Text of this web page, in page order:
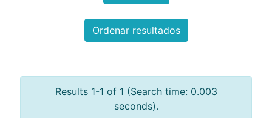
Ordenar resultados
Results 1-1 of 1 (Search time: 0.003
seconds).